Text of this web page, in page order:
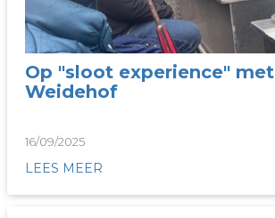
Op "sloot experience" met
Weidehof
16/09/2025
LEES MEER